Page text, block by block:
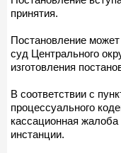
принятия.
Постановление
суд Центрального
изготовления
В соответствии с
процессуального
кассационная
инстанции.